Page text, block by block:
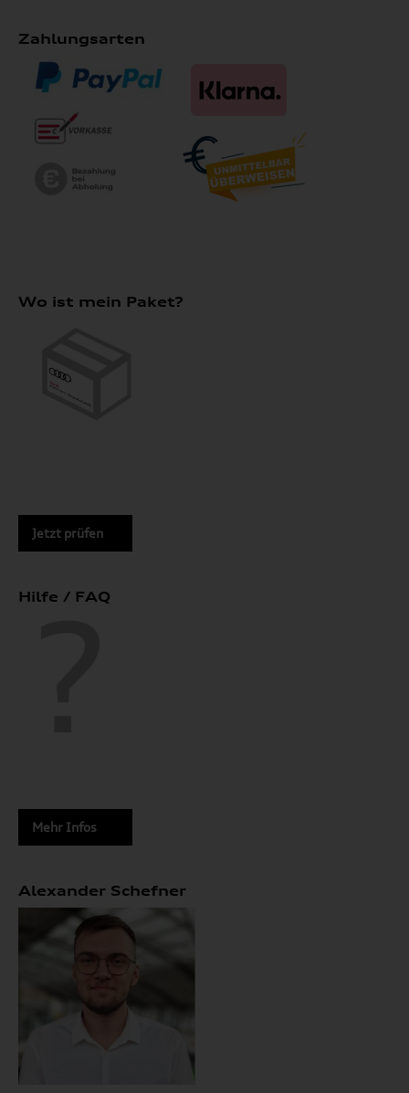
Zahlungsarten
Wo ist mein Paket?
Jetzt prüfen
Hilfe / FAQ
Mehr Infos
Alexander Schefner